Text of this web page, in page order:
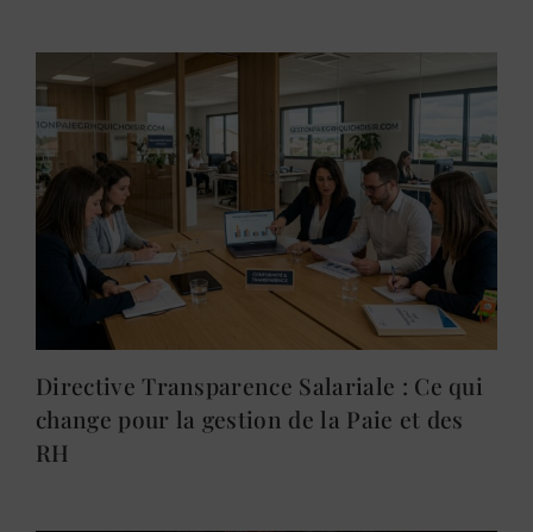
Directive Transparence Salariale : Ce qui
change pour la gestion de la Paie et des
RH